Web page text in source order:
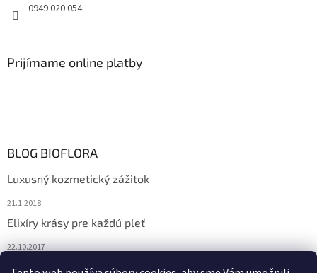
0949 020 054
Prijímame online platby
BLOG BIOFLORA
Luxusný kozmetický zážitok
21.1.2018
Elixíry krásy pre každú pleť
22.10.2017
Spoznajte prírodnú kozmetiku Sante